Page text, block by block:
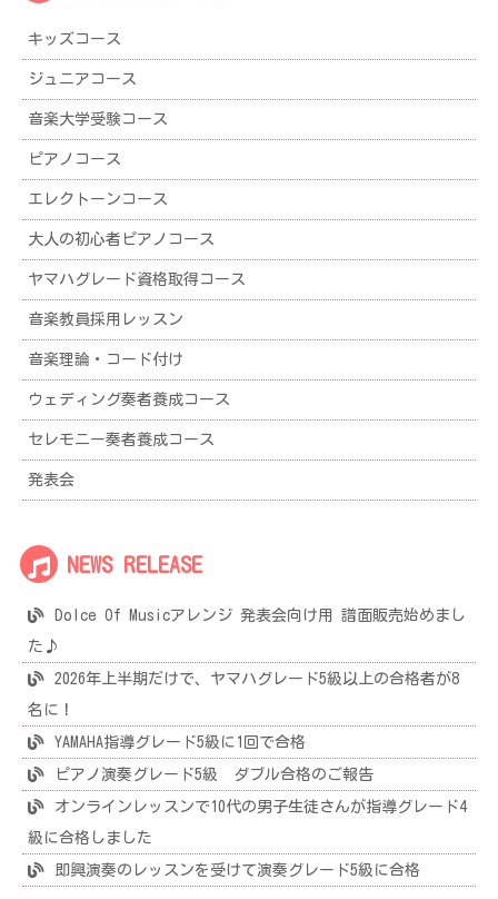
ブ
キッズコース
ジュニアコース
音楽大学受験コース
ピアノコース
エレクトーンコース
大人の初心者ピアノコース
ヤマハグレード資格取得コース
音楽教員採用レッスン
音楽理論・コード付け
ウェディング奏者養成コース
セレモニー奏者養成コース
発表会
NEWS RELEASE
Dolce Of Musicアレンジ 発表会向け用 譜面販売始めまし
た♪
2026年上半期だけで、ヤマハグレード5級以上の合格者が8
名に！
YAMAHA指導グレード5級に1回で合格
ピアノ演奏グレード5級 ダブル合格のご報告
オンラインレッスンで10代の男子生徒さんが指導グレード4
級に合格しました
即興演奏のレッスンを受けて演奏グレード5級に合格